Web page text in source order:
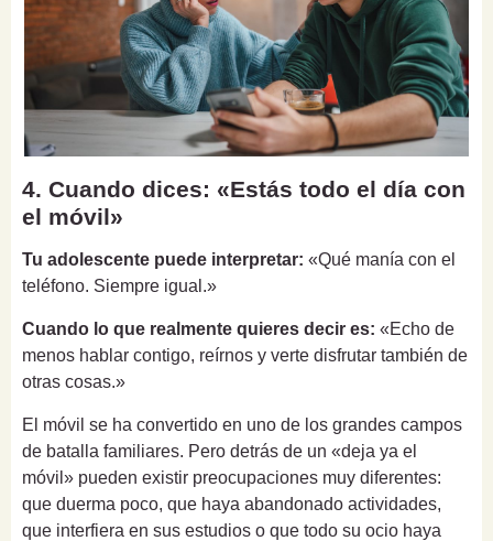
4. Cuando dices: «Estás todo el día con
el móvil»
Tu adolescente puede interpretar: «Qué manía con el
teléfono. Siempre igual.»
Cuando lo que realmente quieres decir es: «Echo de
menos hablar contigo, reírnos y verte disfrutar también de
otras cosas.»
El móvil se ha convertido en uno de los grandes campos
de batalla familiares. Pero detrás de un «deja ya el
móvil» pueden existir preocupaciones muy diferentes:
que duerma poco, que haya abandonado actividades,
que interfiera en sus estudios o que todo su ocio haya